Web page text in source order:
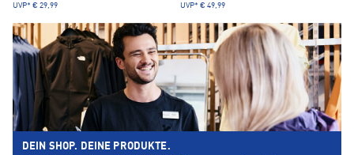
UVP* € 29,99 UVP* € 49,99
DEIN SHOP. DEINE PRODUKTE.